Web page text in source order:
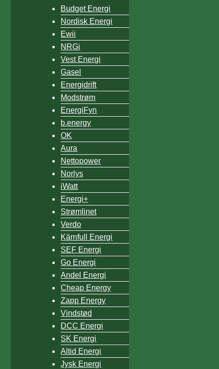
Budget Energi
Nordisk Energi
Ewii
NRGi
Vest Energi
Gasel
Energidrift
Modstrøm
EnergiFyn
b.energy
OK
Aura
Nettopower
Norlys
iWatt
Energi+
Strømlinet
Verdo
Kärnfull Energi
SEF Energi
Go Energi
Andel Energi
Cheap Energy
Zapp Energy
Vindstød
DCC Energi
SK Energi
Altid Energi
Jysk Energi